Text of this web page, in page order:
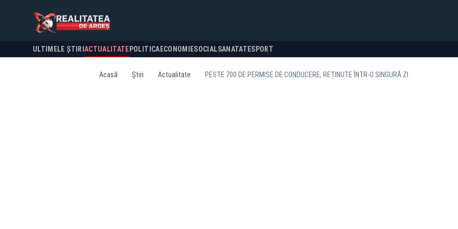
ULTIMELE ȘTIRI ACTUALITATE POLITICA ECONOMIESOCIALSANATATESPORT
Acasă Știri Actualitate PESTE 700 DE PERMISE DE CONDUCERE, REȚINUTE ÎNTR-O SINGURĂ ZI